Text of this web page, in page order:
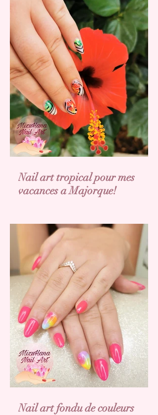
Nail art tropical pour mes
vacances a Majorque!
Nail art fondu de couleurs